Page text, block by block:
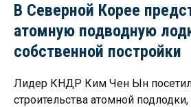
В Северной Корее
атомную подводную
собственной постройки
Лидер КНДР Ким Чен Ын
строительства атомной